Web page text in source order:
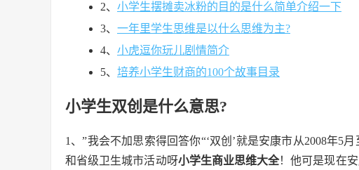
2、 小学生摆摊卖冰粉的目的是什么简单介绍一下
3、 一年里学生思维是以什么思维为主?
4、 小虎逗你玩儿剧情简介
5、 培养小学生财商的100个故事目录
小学生双创是什么意思?
1、”我会不加思索得回答你“‘双创’就是安康市从2008年5
和省级卫生城市活动呀小学生商业思维大全！他可是现在